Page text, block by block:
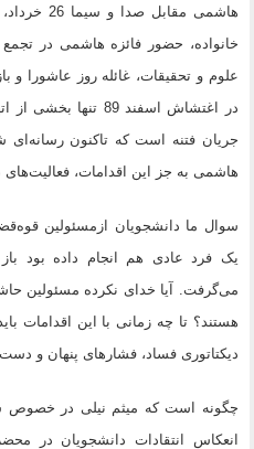
علوم و تحقیقات، غائله روز عاشورا
در اغتشاش اسفند 89
جریان فتنه است که تاکنون
هاشمی به جز این اقدامات،
سوال ما دانشجویان ازمسئولین
یک فرد عادی هم انجام داده بود
می‌گرفت. آیا خدای نکرده مسئولین
هستند؟ تا چه زمانی با این اقدامات
دیکتاتوری فساد، فشارهای پنهان و
چگونه است که میثم نیلی در
انعکاس انتقادات دانشجویان در